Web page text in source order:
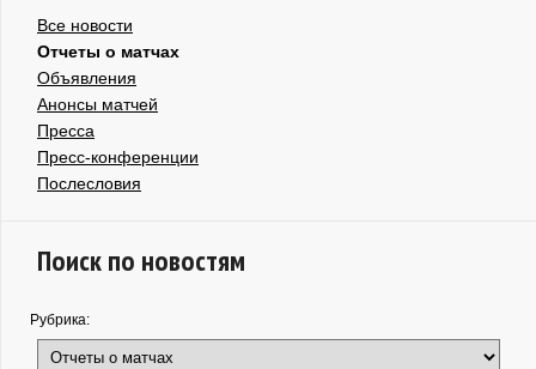
Все новости
Отчеты о матчах
Объявления
Анонсы матчей
Пресса
Пресс-конференции
Послесловия
Поиск по новостям
Рубрика: